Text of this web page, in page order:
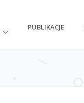
PUBLIKACJE